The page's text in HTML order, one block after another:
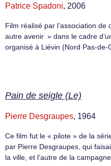
Patrice Spadoni, 2006
Film réalisé par l’association
autre avenir » dans le cadre
organisé à Liévin (Nord Pas-de-
Pain de seigle (Le)
Pierre Desgraupes, 1964
Ce film fut le « pilote » de la
par Pierre Desgraupes, qui
la ville, et l’autre de la campagne.